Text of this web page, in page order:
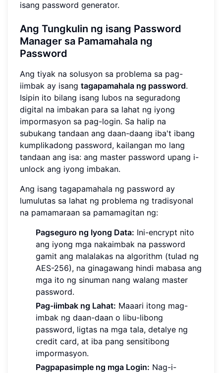
isang password generator.
Ang Tungkulin ng isang Password
Manager sa Pamamahala ng
Password
Ang tiyak na solusyon sa problema sa pag-
iimbak ay isang tagapamahala ng password.
Isipin ito bilang isang lubos na seguradong
digital na imbakan para sa lahat ng iyong
impormasyon sa pag-login. Sa halip na
subukang tandaan ang daan-daang iba't ibang
kumplikadong password, kailangan mo lang
tandaan ang isa: ang master password upang i-
unlock ang iyong imbakan.
Ang isang tagapamahala ng password ay
lumulutas sa lahat ng problema ng tradisyonal
na pamamaraan sa pamamagitan ng:
Pagseguro ng Iyong Data: Ini-encrypt nito
ang iyong mga nakaimbak na password
gamit ang malalakas na algorithm (tulad ng
AES-256), na ginagawang hindi mabasa ang
mga ito ng sinuman nang walang master
password.
Pag-iimbak ng Lahat: Maaari itong mag-
imbak ng daan-daan o libu-libong
password, ligtas na mga tala, detalye ng
credit card, at iba pang sensitibong
impormasyon.
Pagpapasimple ng mga Login: Nag-i-